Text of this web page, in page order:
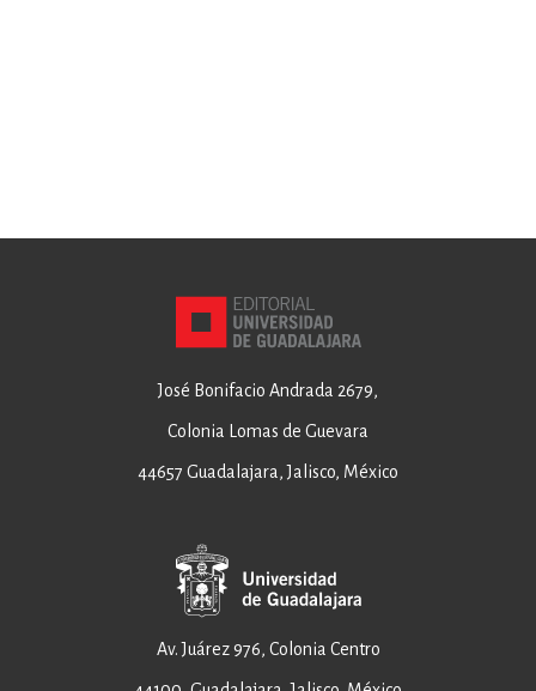
José Bonifacio Andrada 2679,
Colonia Lomas de Guevara
44657 Guadalajara, Jalisco, México
Av. Juárez 976, Colonia Centro